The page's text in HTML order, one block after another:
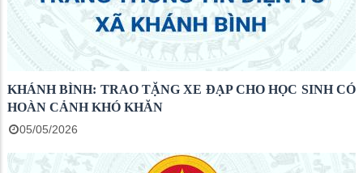
KHÁNH BÌNH: TRAO TẶNG XE ĐẠP CHO HỌC SINH CÓ
HOÀN CẢNH KHÓ KHĂN
05/05/2026